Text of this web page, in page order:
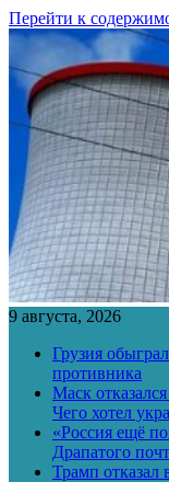
Перейти к
9 августа, 2026
Грузия
противника
Маск
Чего хотел
«Россия ещё
Драпатого
Трамп отказал